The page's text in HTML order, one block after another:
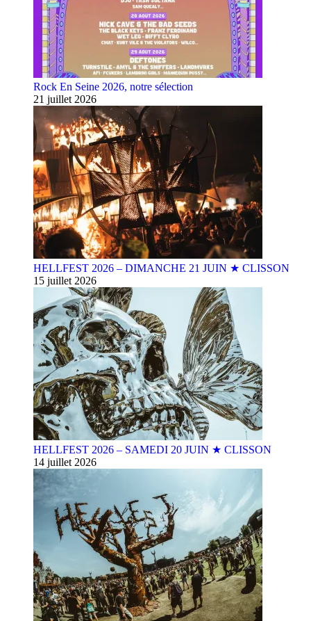
Rock En Seine 2026, notre sélection
21 juillet 2026
HELLFEST 2026 – DIMANCHE 21 JUIN ★ CLISSON
15 juillet 2026
HELLFEST 2026 – SAMEDI 20 JUIN ★ CLISSON
14 juillet 2026